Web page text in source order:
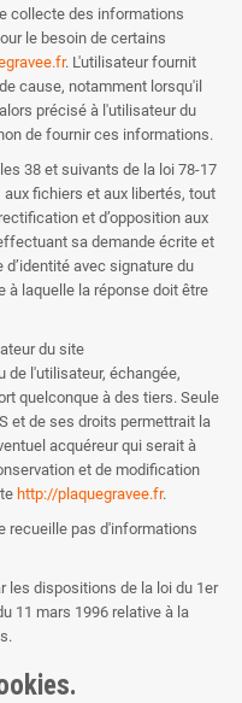
collecte des informations
le besoin de certains
. L'utilisateur fournit
cause, notamment lorsqu'il
précisé à l'utilisateur du
de fournir ces informations.
38 et suivants de la loi 78-17
aux fichiers et aux libertés, tout
et d’opposition aux
sa demande écrite et
avec signature du
à laquelle la réponse doit être
du site
de l'utilisateur, échangée,
quelconque à des tiers. Seule
et de ses droits permettrait la
acquéreur qui serait à
et de modification
http://plaquegravee.fr.
recueille pas d'informations
les dispositions de la loi du 1er
11 mars 1996 relative à la